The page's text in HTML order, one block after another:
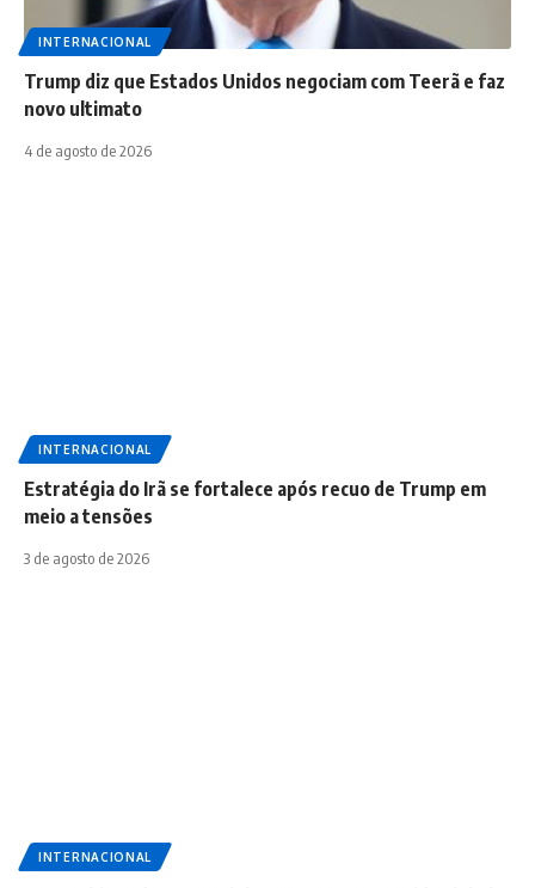
INTERNACIONAL
Trump diz que Estados Unidos negociam com Teerã e faz
novo ultimato
4 de agosto de 2026
INTERNACIONAL
Estratégia do Irã se fortalece após recuo de Trump em
meio a tensões
3 de agosto de 2026
INTERNACIONAL